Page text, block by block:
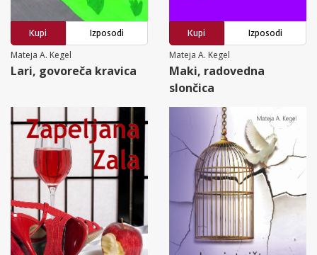
Kupi
Izposodi
Mateja A. Kegel
Lari, govoreča kravica
Kupi
Izposodi
Mateja A. Kegel
Maki, radovedna
slončica